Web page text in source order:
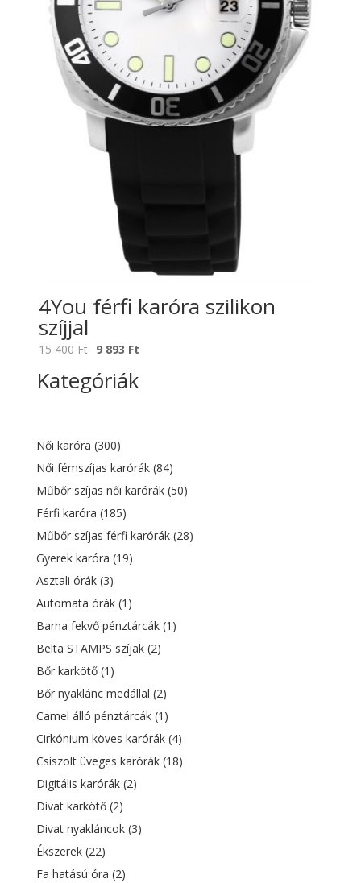
4You férfi karóra szilikon
szíjjal
15 400Ft Original
was:
9 893 Ft
Kategóriák
Női karóra (300)
Női fémszíjas karórák (84)
Műbőr szíjas női karórák (50)
Férfi karóra (185)
Műbőr szíjas férfi karórák (28)
Gyerek karóra (19)
Asztali órák (3)
Automata órák (1)
Barna fekvő pénztárcák (1)
Belta STAMPS szíjak (2)
Bőr karkötő (1)
Bőr nyaklánc medállal (2)
Camel álló pénztárcák (1)
Cirkónium köves karórák (4)
Csiszolt üveges karórák (18)
Digitális karórák (2)
Divat karkötő (2)
Divat nyakláncok (3)
Ékszerek (22)
Fa hatású óra (2)